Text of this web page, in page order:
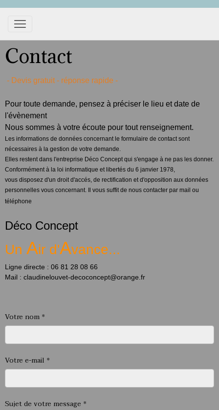
Contact
- Devis gratuit - réponse rapide -
Pour toute demande, pensez à préciser le lieu et date de
l'évènement
Nous sommes à votre écoute pour tout renseignement.
Les informations de données concernant le formulaire de contact sont
nécessaires à la gestion de votre demande.
Elles restent dans l'entreprise Déco Concept qui s'engage à ne pas les donner.
Conformément à la loi informatique et libertés du 6 janvier 1978,
vous disposez d'un droit d'accés, de rectification et d'opposition aux données
personnelles vous concernant. Il vous suffit de nous contacter par mail ou
téléphone
Déco Concept
Un Air d'Avance...
Ligne directe : 06 81 28 08 66
Mail : claudinelouvet-decoconcept@orange.fr
Votre nom
Votre e-mail
Sujet de votre message